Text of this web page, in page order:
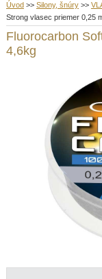
Úvod >> Silony, šnúry >>
Strong vlasec priemer 0,25
Fluorocarbon
4,6kg